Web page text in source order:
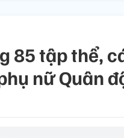
85 tập thể,
nữ Quân